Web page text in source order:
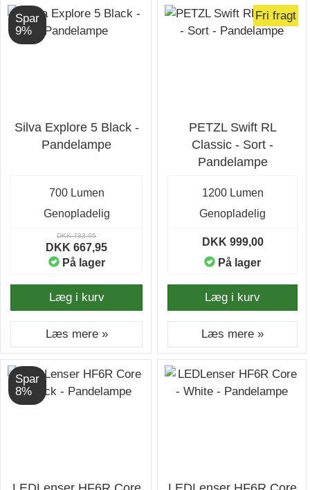
Spar
9%
Silva Explore 5 Black -
Pandelampe
700 Lumen
Genopladelig
DKK 733,95
DKK 667,95
På lager
Læg i kurv
Læs mere »
Fri fragt
PETZL Swift RL
Classic - Sort -
Pandelampe
1200 Lumen
Genopladelig
DKK 999,00
På lager
Læg i kurv
Læs mere »
Spar
8%